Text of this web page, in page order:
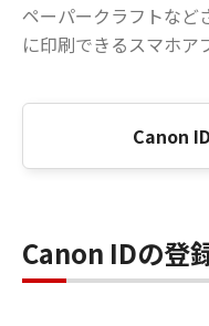
ペーパークラフトなど
に印刷できるスマホア
Canon
Canon IDの登